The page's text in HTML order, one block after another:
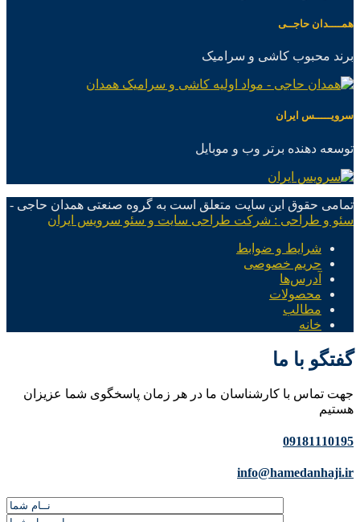
همــــدان حاجــی
برند محبوب کاشی و سرامیک
سرویـــــس ایران
توسعه دهنده برتر وب و موبایل
تمامی حقوق این سایت متعلق است به گروه صنعتی همدان حاجی -
سئو و طراحی : شرکت طراحی سایت و سئو سرویس ایران
شرایط و ضوابط
حریم خصوصی
آدرس‌ها
محصولات
مطالب
خانه
گفتگو با ما
جهت تماس با کارشناسان ما در هر زمان پاسخگوی شما عزیزان
هستیم
09181110195
info@hamedanhaji.ir